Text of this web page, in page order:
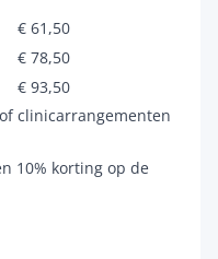
€ 61,50
€ 78,50
€ 93,50
clinicarrangementen
10% korting op de